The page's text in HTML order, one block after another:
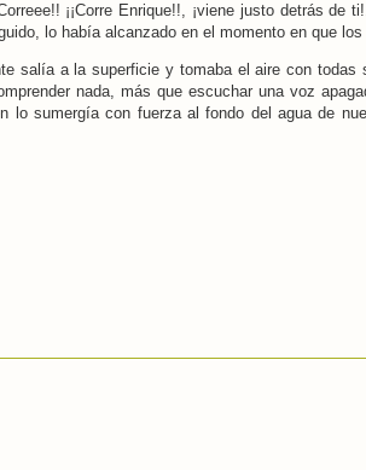
¡¡Corre Enrique!!, ¡viene justo detrás de
lo había alcanzado en el momento en que
salía a la superficie y tomaba el aire con
nada, más que escuchar una voz
lo sumergía con fuerza al fondo del agua de